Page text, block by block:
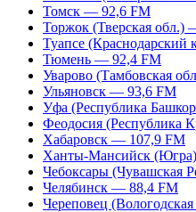
Томск — 92,6 FM
Торжок (Тверская обл.)
Туапсе (Краснодарский
Тюмень — 92,4 FM
Уварово (Тамбовская
Ульяновск — 93,6 FM
Уфа (Республика
Феодосия (Республика
Хабаровск — 107,9 FM
Ханты-Мансийск
Чебоксары (Чувашская
Челябинск — 88,4 FM
Череповец